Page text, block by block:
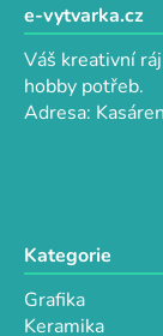
e-vytvarka.cz
Váš kreativní
hobby potřeb.
Adresa:
Kategorie
Grafika
Keramika